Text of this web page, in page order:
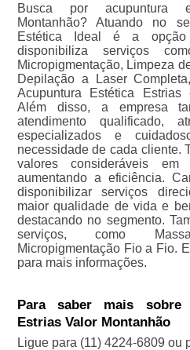
Busca por acupuntura
Montanhão? Atuando no
Estética Ideal é a
disponibiliza serviços
Micropigmentação, Limpeza
Depilação a Laser
Acupuntura Estética Estrias
Além disso, a empresa
atendimento qualificado,
especializados e
necessidade de cada cliente.
valores consideráveis em
aumentando a eficiência.
disponibilizar serviços
maior qualidade de vida e
destacando no segmento.
serviços, como
Micropigmentação Fio a Fio.
para mais informações.
Para saber mais sobre
Estrias Valor Montanhão
Ligue para (11) 4224-6809 ou